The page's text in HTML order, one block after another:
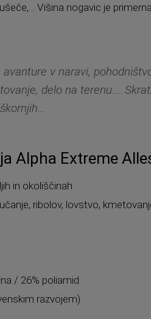
Višina nogavic je
v naravi,
delo na terenu.…
Alpha Extreme
in okoliščinah
ribolov, lovstvo,
/ 26% poliamid
razvojem)